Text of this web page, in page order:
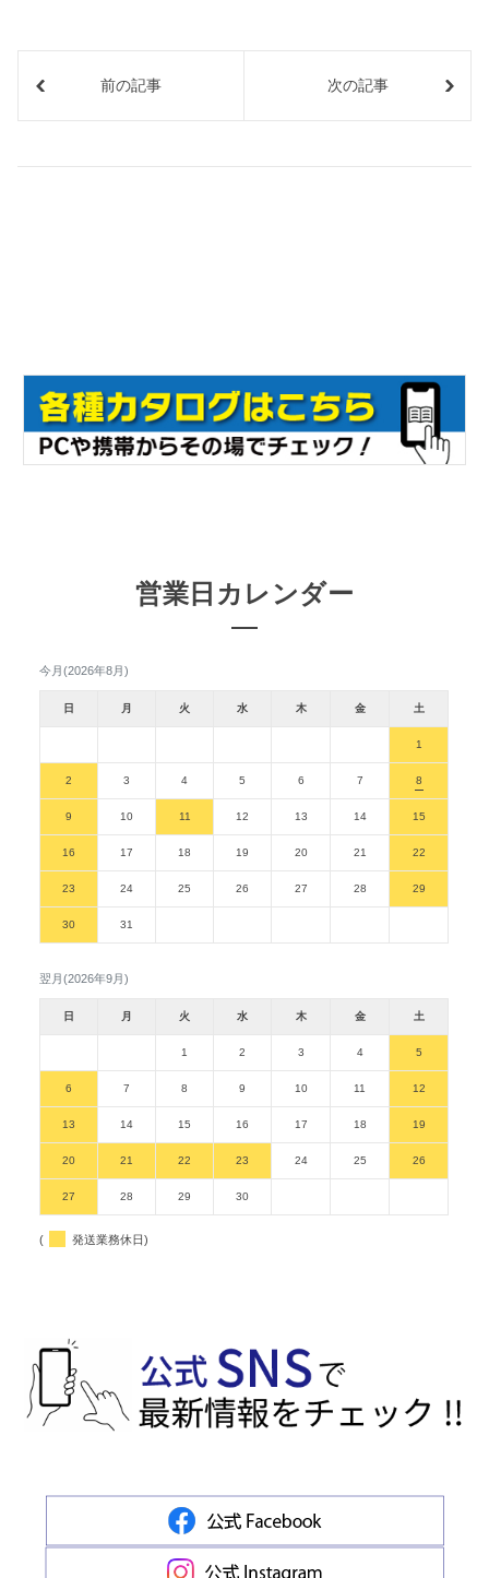
前の記事 次の記事
営業日カレンダー
今月(2026年8月)
日 月 火 水 木 金 土
1
2 3 4 5 6 7 8
9 10 11 12 13 14 15
16 17 18 19 20 21 22
23 24 25 26 27 28 29
30 31
翌月(2026年9月)
日 月 火 水 木 金 土
1 2 3 4 5
6 7 8 9 10 11 12
13 14 15 16 17 18 19
20 21 22 23 24 25 26
27 28 29 30
( 発送業務休日)